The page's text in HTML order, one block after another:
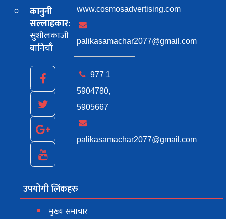
कानुनी
सल्लाहकार:
सुशीलकाजी
बानियाँ
www.cosmosadvertising.com
palikasamachar2077@gmail.com
977 1
5904780,
5905667
palikasamachar2077@gmail.com
उपयोगी लिंकहरु
मुख्य समाचार